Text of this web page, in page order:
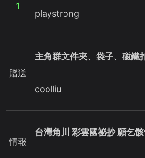
1
playstrong
贈送
主角群文件夾、袋子、磁鐵
coolliu
情報
台灣角川 彩雲國祕抄 願乞